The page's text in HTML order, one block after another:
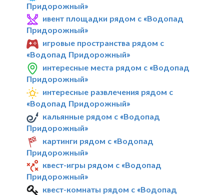
Придорожный»
ивент площадки рядом с «Водопад
Придорожный»
игровые пространства рядом с
«Водопад Придорожный»
интересные места рядом с «Водопад
Придорожный»
интересные развлечения рядом с
«Водопад Придорожный»
кальянные рядом с «Водопад
Придорожный»
картинги рядом с «Водопад
Придорожный»
квест-игры рядом с «Водопад
Придорожный»
квест-комнаты рядом с «Водопад